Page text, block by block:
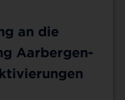
an die
Aarbergen-